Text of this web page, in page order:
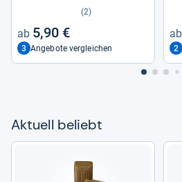
ohne Mine­ralöl und Para­bene
(2)
5,90 €
3 Angebote vergleichen 2
Aktu­ell beliebt